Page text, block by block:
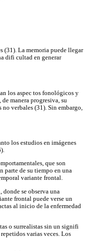
(31). La memoria puede llegar
difi cultad en generar
los aspec tos fonológicos y
manera progresiva, su
no verbales (31). Sin embargo,
los estudios en imágenes
que son
parte de su tiempo en una
variante frontal.
se observa una
frontal puede verse un
al inicio de la enfermedad
o surrealistas sin un signifi
varias veces. Los